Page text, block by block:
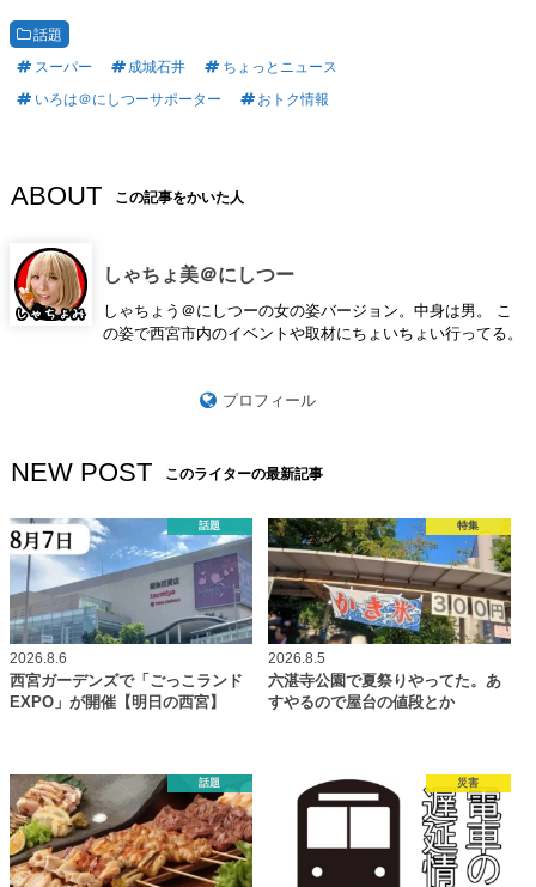
話題
スーパー
成城石井
ちょっとニュース
いろは＠にしつーサポーター
おトク情報
ABOUT この記事をかいた人
しゃちょ美＠にしつー
しゃちょう＠にしつーの女の姿バージョン。中身は男。 こ
の姿で西宮市内のイベントや取材にちょいちょい行ってる。
プロフィール
NEW POST このライターの最新記事
話題
2026.8.6
西宮ガーデンズで「ごっこランド
EXPO」が開催【明日の西宮】
特集
2026.8.5
六湛寺公園で夏祭りやってた。あ
すやるので屋台の値段とか
話題 災害